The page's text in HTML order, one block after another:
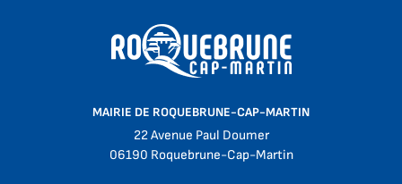
MAIRIE DE ROQUEBRUNE-CAP-MARTIN
22 Avenue Paul Doumer
06190 Roquebrune-Cap-Martin